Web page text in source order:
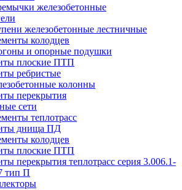
железобетонные
железобетонные лестничные
колодцев
и опорные подушки
плоские ПТП
ребристые
колонны
перекрытия
сети
теплотрасс
днища ПД
колодцев
плоские ПТП
перекрытия теплотрасс серия 3.006.1-
тип П